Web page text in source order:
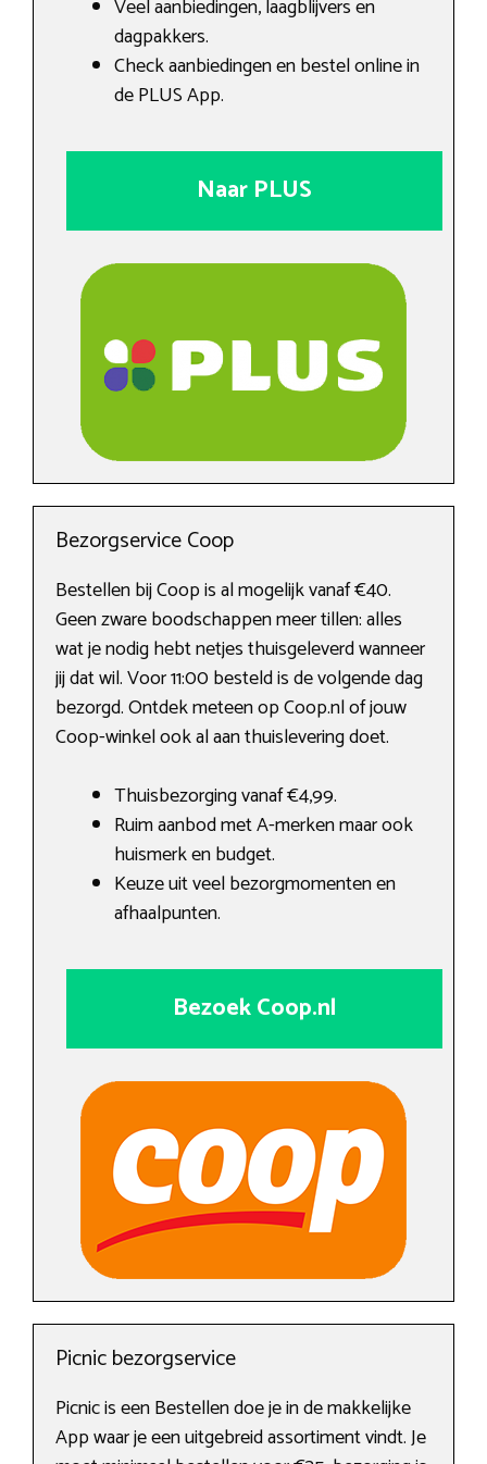
Veel aanbiedingen, laagblijvers en
dagpakkers.
Check aanbiedingen en bestel online in
de PLUS App.
Naar PLUS
Bezorgservice Coop
Bestellen bij Coop is al mogelijk vanaf €40.
Geen zware boodschappen meer tillen: alles
wat je nodig hebt netjes thuisgeleverd wanneer
jij dat wil. Voor 11:00 besteld is de volgende dag
bezorgd. Ontdek meteen op Coop.nl of jouw
Coop-winkel ook al aan thuislevering doet.
Thuisbezorging vanaf €4,99.
Ruim aanbod met A-merken maar ook
huismerk en budget.
Keuze uit veel bezorgmomenten en
afhaalpunten.
Bezoek Coop.nl
Picnic bezorgservice
Picnic is een Bestellen doe je in de makkelijke
App waar je een uitgebreid assortiment vindt. Je